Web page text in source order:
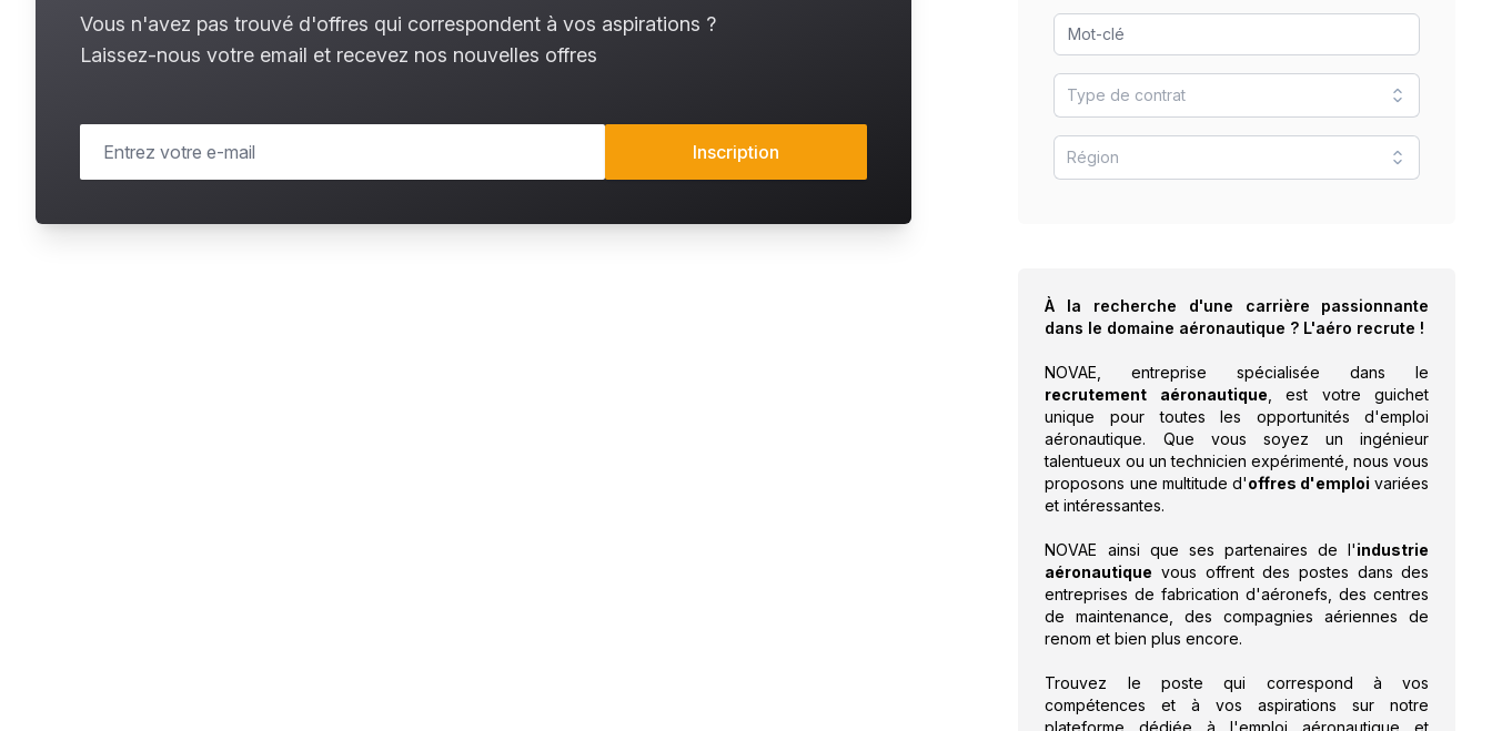
Vous n'avez pas trouvé d'offres qui correspondent à vos aspirations ?
Laissez-nous votre email et recevez nos nouvelles offres
Inscription
Type de contrat
Région
À la recherche d'une carrière passionnante
dans le domaine aéronautique ? L'aéro recrute !
NOVAE, entreprise spécialisée dans le
recrutement aéronautique , est votre guichet
unique pour toutes les opportunités d'emploi
aéronautique. Que vous soyez un ingénieur
talentueux ou un technicien expérimenté, nous vous
proposons une multitude d'offres d'emploi variées
et intéressantes.
NOVAE ainsi que ses partenaires de l'industrie
aéronautique vous offrent des postes dans des
entreprises de fabrication d'aéronefs, des centres
de maintenance, des compagnies aériennes de
renom et bien plus encore.
Trouvez le poste qui correspond à vos
compétences et à vos aspirations sur notre
plateforme dédiée à l'emploi aéronautique et